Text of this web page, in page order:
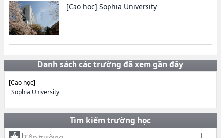
[Cao học] Sophia University
Danh sách các trường đã xem gần đây
[Cao học]
Sophia University
Tìm kiếm trường học